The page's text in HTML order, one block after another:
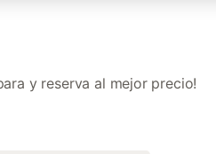
y reserva al mejor precio!